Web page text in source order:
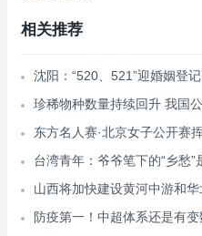
相关推荐
沈阳：“520、521”迎婚姻登
珍稀物种数量持续回升 我国
东方名人赛·北京女子公开赛
台湾青年：爷爷笔下的“乡愁”
山西将加快建设黄河中游和
防疫第一！中超体系还是有